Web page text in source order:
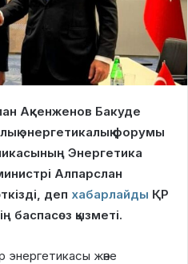
Ақкенженов Бакуде
энергетикалық форумы
Энергетика
Алпарслан
деп хабарлайды ҚР
баспасөз қызметі.
энергетикасы және